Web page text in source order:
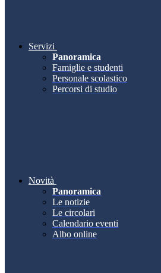
Servizi
Panoramica
Famiglie e studenti
Personale scolastico
Percorsi di studio
Novità
Panoramica
Le notizie
Le circolari
Calendario eventi
Albo online